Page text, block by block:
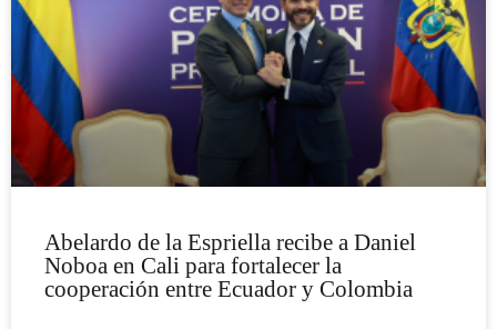
Abelardo de la Espriella recibe a Daniel
Noboa en Cali para fortalecer la
cooperación entre Ecuador y Colombia